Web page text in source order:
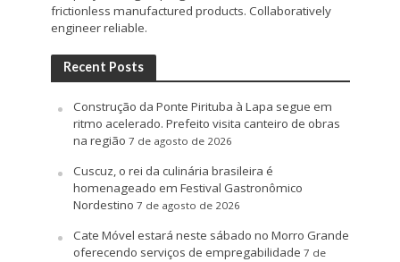
frictionless manufactured products. Collaboratively
engineer reliable.
Recent Posts
Construção da Ponte Pirituba à Lapa segue em
ritmo acelerado. Prefeito visita canteiro de obras
na região 7 de agosto de 2026
Cuscuz, o rei da culinária brasileira é
homenageado em Festival Gastronômico
Nordestino 7 de agosto de 2026
Cate Móvel estará neste sábado no Morro Grande
oferecendo serviços de empregabilidade 7 de